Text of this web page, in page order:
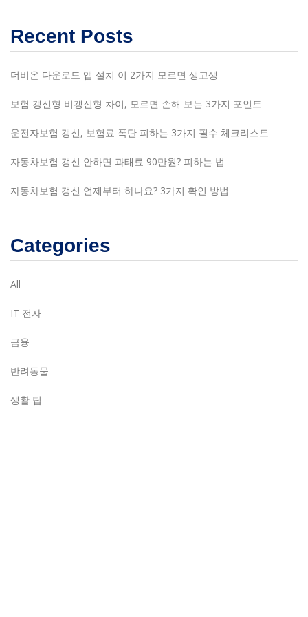
Recent Posts
더비온 다운로드 앱 설치 이 2가지 모르면 생고생
보험 갱신형 비갱신형 차이, 모르면 손해 보는 3가지 포인트
운전자보험 갱신, 보험료 폭탄 피하는 3가지 필수 체크리스트
자동차보험 갱신 안하면 과태료 90만원? 피하는 법
자동차보험 갱신 언제부터 하나요? 3가지 확인 방법
Categories
All
IT 전자
금융
반려동물
생활 팁